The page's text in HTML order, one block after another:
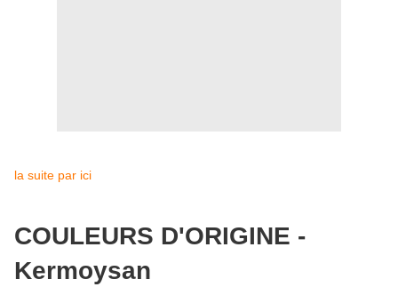
la suite par ici
COULEURS D'ORIGINE -
Kermoysan